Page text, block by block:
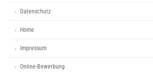
Datenschutz
Home
Impressum
Online-Bewerbung